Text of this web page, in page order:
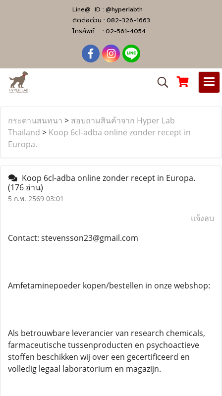
Line@ ID : @hyperlabth
ติดต่อด่วน : 082-326-1663
โทรศัพท์ : 02-561-4054
กระดานสนทนา > สอบถามสินค้าจาก Hyper Lab
Thailand > Koop 6cl-adba online zonder recept in
Europa.
Koop 6cl-adba online zonder recept in Europa.
(176 อ่าน)
5 ก.พ. 2569 03:01
แจ้งลบ
Contact: stevensson23@gmail.com
Amfetaminepoeder kopen/bestellen in onze webshop:
Als betrouwbare leverancier van research chemicals,
farmaceutische tussenproducten en psychoactieve
stoffen beschikken wij over een gecertificeerd en
volledig legaal laboratorium en magazijn.